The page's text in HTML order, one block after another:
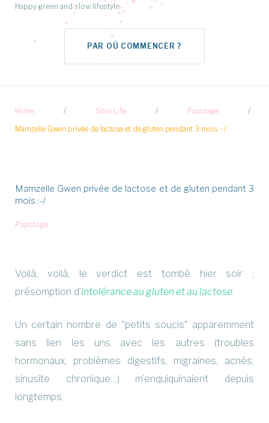
Happy green and slow lifestyle
PAR OÙ COMMENCER ?
Home / Slow Life / Papotage
/
Mamzelle Gwen privée de lactose et de gluten pendant 3 mois :-/
Mamzelle Gwen privée de lactose et de gluten pendant 3
mois :-/
Papotage
Voilà, voilà, le verdict est tombé hier soir :
présomption d’intolérance au gluten et au lactose.
Un certain nombre de "petits soucis" apparemment
sans lien les uns avec les autres (troubles
hormonaux, problèmes digestifs, migraines, acnés,
sinusite chronique…) m’enquiquinaient depuis
longtemps.